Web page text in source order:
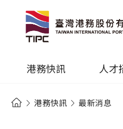
港務快訊 人才
港務快訊 最新消息